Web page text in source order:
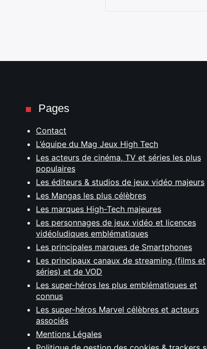
Pages
Contact
L’équipe du Mag Jeux High Tech
Les acteurs de cinéma, TV et séries les plus
populaires
Les éditeurs & studios de jeux vidéo majeurs
Les Mangas les plus célèbres
Les marques High-Tech majeures
Les personnages de jeux vidéo et licences
vidéoludiques emblématiques
Les principales marques de Smartphones
Les principaux canaux de streaming (films et
séries) et de VOD
Les super-héros les plus emblématiques et
connus
Les super-héros Marvel célèbres et acteurs
associés
Mentions Légales